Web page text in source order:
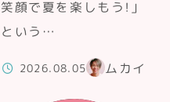
笑顔で夏を楽しもう！」
という…
2026.08.05 ムカイ